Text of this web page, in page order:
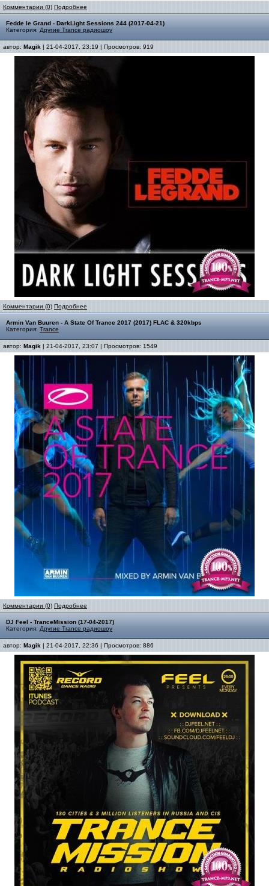
Комментарии (0) Подробнее
Fedde le Grand - DarkLight Sessions 244 (2017-04-21)
Категория: Другие Trance радиошоу
автор: Magik | 21-04-2017, 23:19 | Просмотров: 919
Комментарии (0) Подробнее
Armin Van Buuren - A State Of Trance 2017 (2017) FLAC & 320kbps
Категория: Trance
автор: Magik | 21-04-2017, 23:07 | Просмотров: 1549
Комментарии (0) Подробнее
DJ Feel - TranceMission (17-04-2017)
Категория: Другие Trance радиошоу
автор: Magik | 21-04-2017, 22:36 | Просмотров: 886